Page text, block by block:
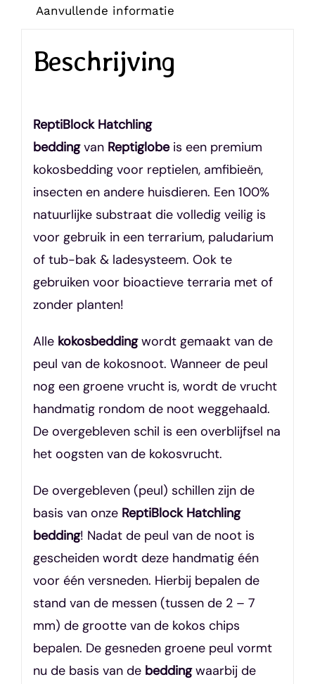
Aanvullende informatie
Beschrijving
ReptiBlock Hatchling
beddingvan Reptiglobeis een premium
kokosbedding voor reptielen, amfibieën,
insecten en andere huisdieren. Een 100%
natuurlijke substraat die volledig veilig is
voor gebruik in een terrarium, paludarium
of tub-bak & ladesysteem. Ook te
gebruiken voor bioactieve terraria met of
zonder planten!
Alle kokosbeddingwordt gemaakt van de
peul van de kokosnoot. Wanneer de peul
nog een groene vrucht is, wordt de vrucht
handmatig rondom de noot weggehaald.
De overgebleven schil is een overblijfsel na
het oogsten van de kokosvrucht.
De overgebleven (peul) schillen zijn de
basis van onze ReptiBlock Hatchling
bedding! Nadat de peul van de noot is
gescheiden wordt deze handmatig één
voor één versneden. Hierbij bepalen de
stand van de messen (tussen de 2 – 7
mm) de grootte van de kokos chips
bepalen. De gesneden groene peul vormt
nu de basis van debeddingwaarbij de